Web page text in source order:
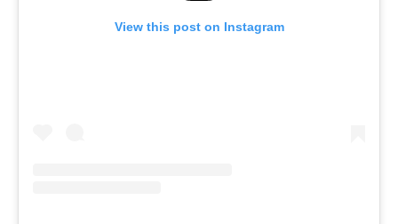
View this post on Instagram